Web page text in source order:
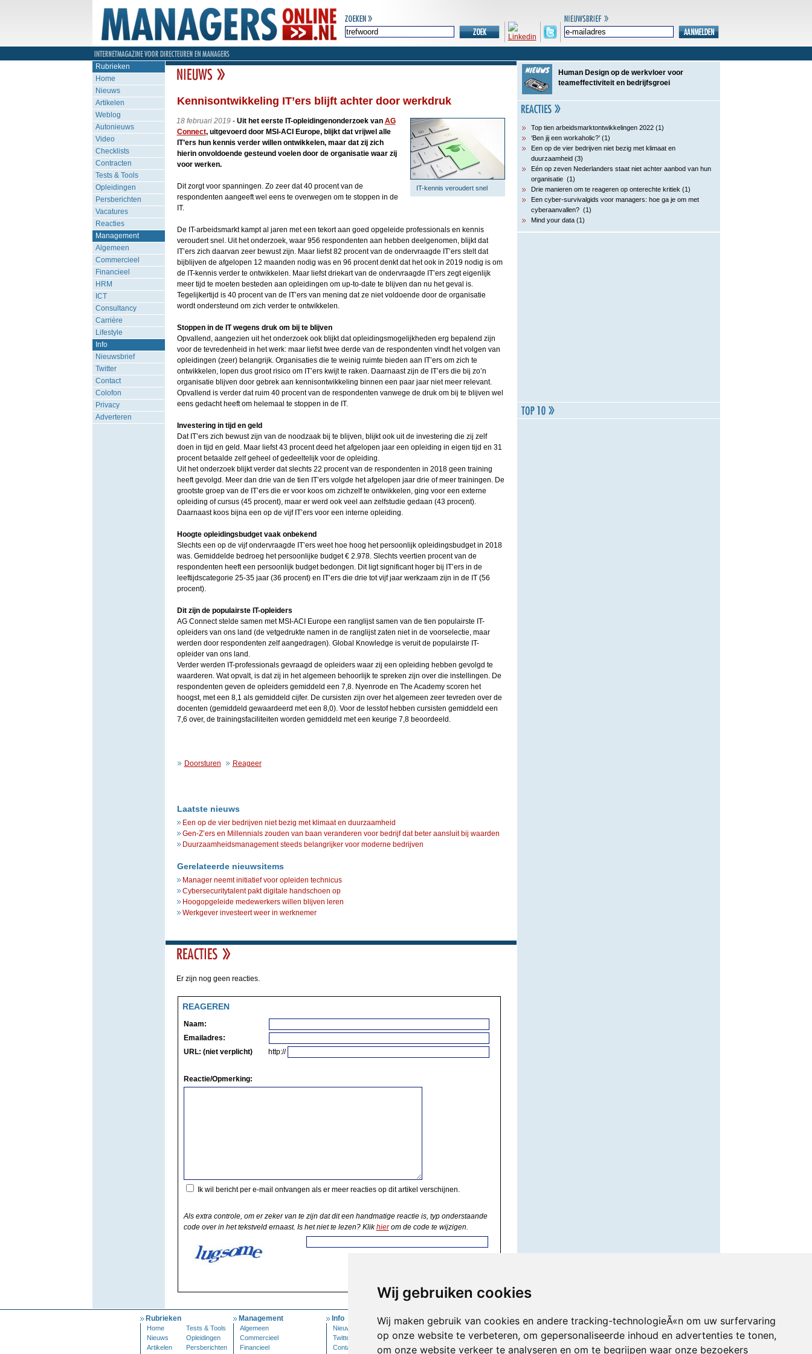
Wij gebruiken cookies
Wij maken gebruik van cookies en andere tracking-technologieÃ«n om uw surfervaring
op onze website te verbeteren, om gepersonaliseerde inhoud en advertenties te tonen,
om onze website verkeer te analyseren en om te begrijpen waar onze bezoekers
Rubrieken
Home
Nieuws
Artikelen
Weblog
Autonieuws
Video
Checklists
Contracten
Tests & Tools
Opleidingen
Persberichten
Vacatures
Reacties
Management
Algemeen
Commercieel
Financieel
HRM
ICT
Consultancy
Carrière
Lifestyle
Info
Nieuwsbrief
Twitter
Contact
Colofon
Privacy
Adverteren
Kennisontwikkeling IT’ers blijft achter door werkdruk
IT-kennis veroudert snel
18 februari 2019- Uit het eerste IT-opleidingenonderzoek van AG
Connect, uitgevoerd door MSI-ACI Europe, blijkt dat vrijwel alle
IT’ers hun kennis verder willen ontwikkelen, maar dat zij zich
hierin onvoldoende gesteund voelen door de organisatie waar zij
voor werken.
Dit zorgt voor spanningen. Zo zeer dat 40 procent van de
respondenten aangeeft wel eens te overwegen om te stoppen in de
IT.
De IT-arbeidsmarkt kampt al jaren met een tekort aan goed opgeleide professionals en kennis
veroudert snel. Uit het onderzoek, waar 956 respondenten aan hebben deelgenomen, blijkt dat
IT’ers zich daarvan zeer bewust zijn. Maar liefst 82 procent van de ondervraagde IT’ers stelt dat
bijblijven de afgelopen 12 maanden nodig was en 96 procent denkt dat het ook in 2019 nodig is om
de IT-kennis verder te ontwikkelen. Maar liefst driekart van de ondervraagde IT’ers zegt eigenlijk
meer tijd te moeten besteden aan opleidingen om up-to-date te blijven dan nu het geval is.
Tegelijkertijd is 40 procent van de IT’ers van mening dat ze niet voldoende door de organisatie
wordt ondersteund om zich verder te ontwikkelen.
Stoppen in de IT wegens druk om bij te blijven
Opvallend, aangezien uit het onderzoek ook blijkt dat opleidingsmogelijkheden erg bepalend zijn
voor de tevredenheid in het werk: maar liefst twee derde van de respondenten vindt het volgen van
opleidingen (zeer) belangrijk. Organisaties die te weinig ruimte bieden aan IT’ers om zich te
ontwikkelen, lopen dus groot risico om IT’ers kwijt te raken. Daarnaast zijn de IT’ers die bij zo’n
organisatie blijven door gebrek aan kennisontwikkeling binnen een paar jaar niet meer relevant.
Opvallend is verder dat ruim 40 procent van de respondenten vanwege de druk om bij te blijven wel
eens gedacht heeft om helemaal te stoppen in de IT.
Investering in tijd en geld
Dat IT’ers zich bewust zijn van de noodzaak bij te blijven, blijkt ook uit de investering die zij zelf
doen in tijd en geld. Maar liefst 43 procent deed het afgelopen jaar een opleiding in eigen tijd en 31
procent betaalde zelf geheel of gedeeltelijk voor de opleiding.
Uit het onderzoek blijkt verder dat slechts 22 procent van de respondenten in 2018 geen training
heeft gevolgd. Meer dan drie van de tien IT’ers volgde het afgelopen jaar drie of meer trainingen. De
grootste groep van de IT’ers die er voor koos om zichzelf te ontwikkelen, ging voor een externe
opleiding of cursus (45 procent), maar er werd ook veel aan zelfstudie gedaan (43 procent).
Daarnaast koos bijna een op de vijf IT’ers voor een interne opleiding.
Hoogte opleidingsbudget vaak onbekend
Slechts een op de vijf ondervraagde IT’ers weet hoe hoog het persoonlijk opleidingsbudget in 2018
was. Gemiddelde bedroeg het persoonlijke budget € 2.978. Slechts veertien procent van de
respondenten heeft een persoonlijk budget bedongen. Dit ligt significant hoger bij IT’ers in de
leeftijdscategorie 25-35 jaar (36 procent) en IT’ers die drie tot vijf jaar werkzaam zijn in de IT (56
procent).
Dit zijn de populairste IT-opleiders
AG Connect stelde samen met MSI-ACI Europe een ranglijst samen van de tien populairste IT-
opleiders van ons land (de vetgedrukte namen in de ranglijst zaten niet in de voorselectie, maar
werden door respondenten zelf aangedragen). Global Knowledge is veruit de populairste IT-
opleider van ons land.
Verder werden IT-professionals gevraagd de opleiders waar zij een opleiding hebben gevolgd te
waarderen. Wat opvalt, is dat zij in het algemeen behoorlijk te spreken zijn over die instellingen. De
respondenten geven de opleiders gemiddeld een 7,8. Nyenrode en The Academy scoren het
hoogst, met een 8,1 als gemiddeld cijfer. De cursisten zijn over het algemeen zeer tevreden over de
docenten (gemiddeld gewaardeerd met een 8,0). Voor de lesstof hebben cursisten gemiddeld een
7,6 over, de trainingsfaciliteiten worden gemiddeld met een keurige 7,8 beoordeeld.
Doorsturen Reageer
Laatste nieuws
Een op de vier bedrijven niet bezig met klimaat en duurzaamheid
Gen-Z’ers en Millennials zouden van baan veranderen voor bedrijf dat beter aansluit bij waarden
Duurzaamheidsmanagement steeds belangrijker voor moderne bedrijven
Gerelateerde nieuwsitems
Manager neemt initiatief voor opleiden technicus
Cybersecuritytalent pakt digitale handschoen op
Hoogopgeleide medewerkers willen blijven leren
Werkgever investeert weer in werknemer
Er zijn nog geen reacties.
REAGEREN
Naam:
Emailadres:
URL: (niet verplicht)
http://
Reactie/Opmerking:
Ik wil bericht per e-mail ontvangen als er meer reacties op dit artikel verschijnen.
Als extra controle, om er zeker van te zijn dat dit een handmatige reactie is, typ onderstaande
code over in het tekstveld ernaast. Is het niet te lezen? Klikhierom de code te wijzigen.
Human Design op de werkvloer voor
teameffectiviteit en bedrijfsgroei
Top tien arbeidsmarktontwikkelingen 2022 (1)
‘Ben jij een workaholic?’ (1)
Een op de vier bedrijven niet bezig met klimaat en
duurzaamheid (3)
Eén op zeven Nederlanders staat niet achter aanbod van hun
organisatie (1)
Drie manieren om te reageren op onterechte kritiek (1)
Een cyber-survivalgids voor managers: hoe ga je om met
cyberaanvallen? (1)
Mind your data (1)
Rubrieken
Home
Tests & Tools
Nieuws
Opleidingen
Artikelen
Persberichten
Management
Algemeen
Commercieel
Financieel
Info
Nieuwsbrief
Twitter
Contact
Mijn Account
Inloggen